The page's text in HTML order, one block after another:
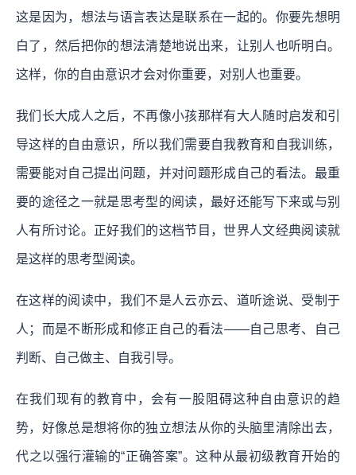
这是因为，想法与语言表达是联系在一起的。你要先想明
白了，然后把你的想法清楚地说出来，让别人也听明白。
这样，你的自由意识才会对你重要，对别人也重要。
我们长大成人之后，不再像小孩那样有大人随时启发和引
导这样的自由意识，所以我们需要自我教育和自我训练，
需要能对自己提出问题，并对问题形成自己的看法。最重
要的途径之一就是思考型的阅读，最好还能写下来或与别
人有所讨论。正好我们的这档节目，世界人文经典阅读就
是这样的思考型阅读。
在这样的阅读中，我们不是人云亦云、道听途说、受制于
人；而是不断形成和修正自己的看法——自己思考、自己
判断、自己做主、自我引导。
在我们现有的教育中，会有一股阻碍这种自由意识的趋
势，好像总是想将你的独立想法从你的头脑里清除出去，
代之以强行灌输的“正确答案”。这种从最初级教育开始的